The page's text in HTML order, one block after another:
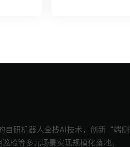
自研机器人全栈AI技术，创新“端
检等多元场景实现规模化落地。